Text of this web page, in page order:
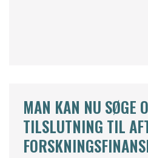
MAN KAN NU SØGE
TILSLUTNING TIL